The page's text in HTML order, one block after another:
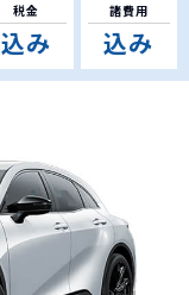
税金
込み
諸費用
込み